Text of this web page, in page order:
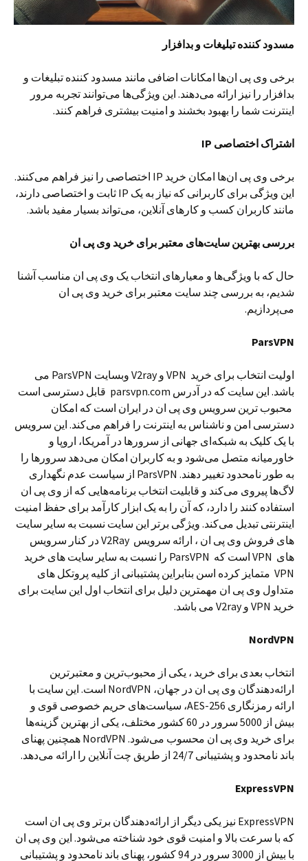
مسدود کننده تبلیغات و بدافزار
برخی وی پی ان‌ها امکانات اضافی مانند مسدود کننده تبلیغات و
بدافزار را نیز ارائه می‌دهند. این ویژگی‌ها می‌توانند تجربه مرور
اینترنت شما را بهبود بخشند و امنیت بیشتری فراهم کنند.
اشتراک اختصاصی
برخی وی پی ان‌ها امکان خرید IP اختصاصی را نیز فراهم می‌کنند.
این ویژگی برای کاربرانی که نیاز به یک IP ثابت و اختصاصی دارند،
مانند کاربران کسب و کارهای آنلاین، می‌تواند بسیار مفید باشد.
بررسی بهترین سایت‌های معتبر برای خرید وی پی ان
حال که با ویژگی‌ها و معیارهای انتخاب یک وی پی ان مناسب آشنا
شدیم، به بررسی چند سایت معتبر برای خرید وی پی ان
می‌پردازیم.
ParsVPN
اولیت انتخاب برای خرید VPN و V2ray وبسایت ParsVPN می
باشد. این سایت که در آدرس parsvpn.com قابل دسترسی است
محبوب ترین سرویس وی پی ان در ایران است که امکان
دسترسی امن و ناشناس به اینترنت را فراهم می‌کند. این سرویس
با یک کلیک به شبکه‌ای جهانی از سرورها در آمریکا، اروپا و
خاورمیانه متصل می‌شود و به کاربران امکان می‌دهد سرورها را
به طور نامحدود تغییر دهند. ParsVPN از سیاست عدم نگهداری
لاگ‌ها پیروی می‌کند و قابلیت انتخاب برنامه‌هایی که از وی پی ان
استفاده کنند را دارد، که آن را به یک ابزار کارآمد برای حفظ امنیت
اینترنتی تبدیل می‌کند. ویژگی برتر این سایت نسبت به سایر سایت
های فروش وی پی ان ، ارائه سرویس V2Ray در کنار سرویس
های VPN است که ParsVPN را نسبت به سایر سایت های خرید
VPN متمایز کرده اسن بنابراین پشتیبانی از کلیه پروتکل های
متداول وی پی ان مهمترین دلیل برای انتخاب اول این سایت برای
خرید VPN و V2ray می باشد.
NordVPN
انتخاب بعدی برای خرید ، یکی از محبوب‌ترین و معتبرترین
ارائه‌دهندگان وی پی ان در جهان، NordVPN است. این سایت با
ارائه رمزنگاری AES-256، سیاست‌های حریم خصوصی قوی و
بیش از 5000 سرور در 60 کشور مختلف، یکی از بهترین گزینه‌ها
برای خرید وی پی ان محسوب می‌شود. NordVPN همچنین پهنای
باند نامحدود و پشتیبانی 24/7 از طریق چت آنلاین را ارائه می‌دهد.
ExpressVPN
ExpressVPN نیز یکی دیگر از ارائه‌دهندگان برتر وی پی ان است
که با سرعت بالا و امنیت قوی خود شناخته می‌شود. این وی پی ان
با بیش از 3000 سرور در 94 کشور، پهنای باند نامحدود و پشتیبانی